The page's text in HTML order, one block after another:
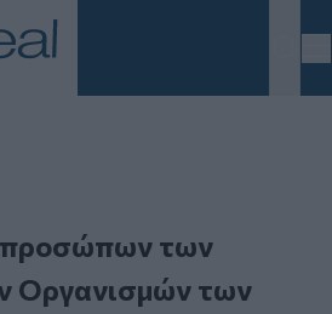
των
Οργανισμών των